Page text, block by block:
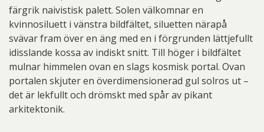
färgrik naivistisk palett. Solen välkomnar en
kvinnosiluett i vänstra bildfältet, siluetten närapå
svävar fram över en äng med en i förgrunden lättjefullt
idisslande kossa av indiskt snitt. Till höger i bildfältet
mulnar himmelen ovan en slags kosmisk portal. Ovan
portalen skjuter en överdimensionerad gul solros ut –
det är lekfullt och drömskt med spår av pikant
arkitektonik.